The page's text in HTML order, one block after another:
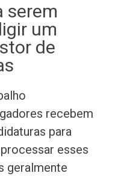
serem
um
de
recebem
para
esses
geralmente